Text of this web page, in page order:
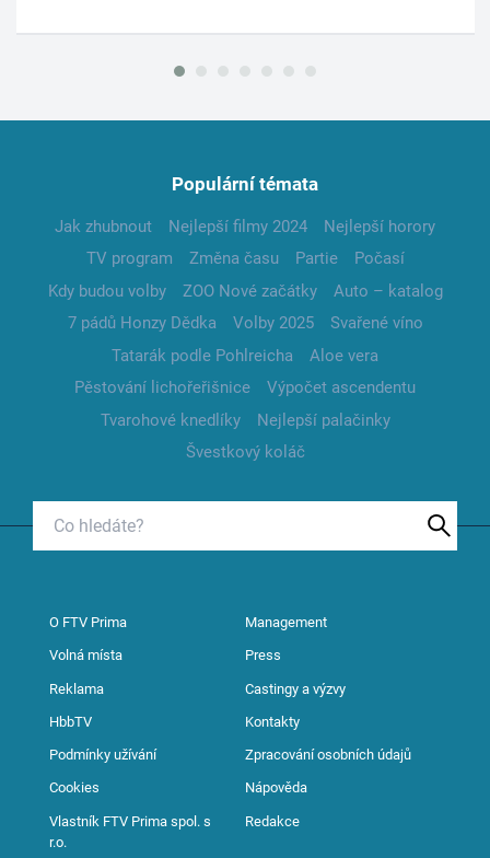
Populární témata
Jak zhubnout Nejlepší filmy 2024
Nejlepší horory
TV program
Změna času Partie
Počasí
Kdy budou volby
ZOO Nové začátky
Auto – katalog
7 pádů Honzy Dědka
Volby 2025
Svařené víno
Tatarák podle Pohlreicha
Aloe vera
Pěstování lichořeřišnice
Výpočet ascendentu
Tvarohové knedlíky
Nejlepší palačinky
Švestkový koláč
O FTV Prima Management
Volná místa Press
Reklama Castingy a výzvy
HbbTV Kontakty
Podmínky užívání Zpracování osobních údajů
Cookies Nápověda
Vlastník FTV Prima spol. s
r.o.
Redakce